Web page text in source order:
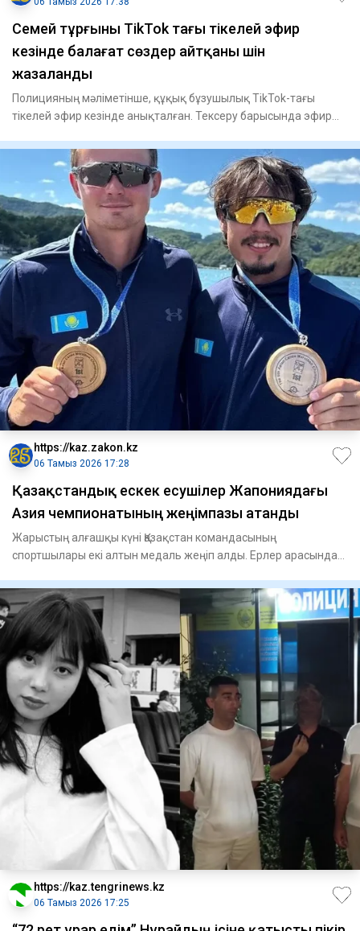
Семей тұрғыны TikTok тағы тікелей эфир
кезінде балағат сөздер айтқаны үшін
жазаланды
Полицияның мәліметінше, құқық бұзушылық TikTok-тағы
тікелей эфир кезінде анықталған. Тексеру барысында эфир
https://kaz.zakon.kz
06 Тамыз 2026 17:28
Қазақстандық ескек есушілер Жапониядағы
Азия чемпионатының жеңімпазы атанды
Жарыстың алғашқы күні Қазақстан командасының
спортшылары екі алтын медаль жеңіп алды. Ерлер арасында
https://kaz.tengrinews.kz
06 Тамыз 2026 17:25